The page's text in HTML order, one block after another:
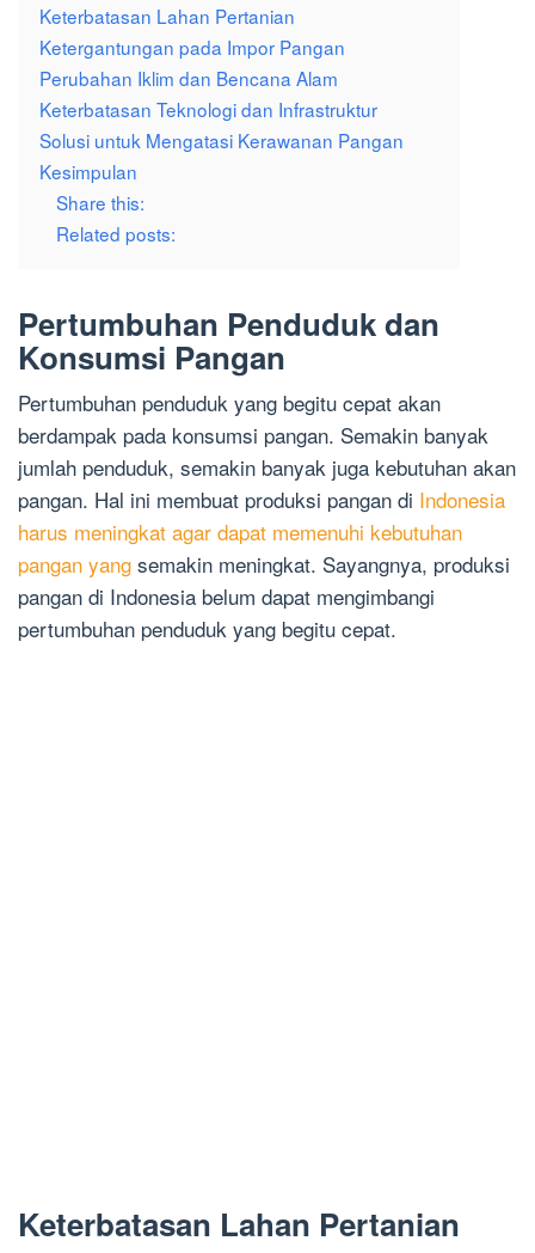
Keterbatasan Lahan Pertanian
Ketergantungan pada Impor Pangan
Perubahan Iklim dan Bencana Alam
Keterbatasan Teknologi dan Infrastruktur
Solusi untuk Mengatasi Kerawanan Pangan
Kesimpulan
Share this:
Related posts:
Pertumbuhan Penduduk dan
Konsumsi Pangan
Pertumbuhan penduduk yang begitu cepat akan
berdampak pada konsumsi pangan. Semakin banyak
jumlah penduduk, semakin banyak juga kebutuhan akan
pangan. Hal ini membuat produksi pangan di Indonesia
harus meningkat agar dapat memenuhi kebutuhan
pangan yang semakin meningkat. Sayangnya, produksi
pangan di Indonesia belum dapat mengimbangi
pertumbuhan penduduk yang begitu cepat.
Keterbatasan Lahan Pertanian